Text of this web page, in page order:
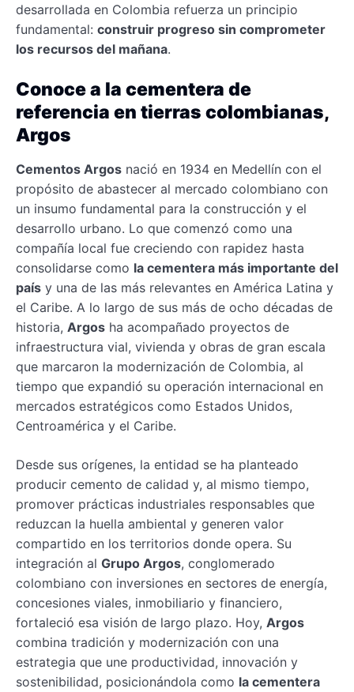
desarrollada en Colombia refuerza un principio
fundamental: construir progreso sin comprometer
los recursos del mañana.
Conoce a la cementera de
referencia en tierras colombianas,
Argos
Cementos Argos nació en 1934 en Medellín con el
propósito de abastecer al mercado colombiano con
un insumo fundamental para la construcción y el
desarrollo urbano. Lo que comenzó como una
compañía local fue creciendo con rapidez hasta
consolidarse como la cementera más importante del
país y una de las más relevantes en América Latina y
el Caribe. A lo largo de sus más de ocho décadas de
historia, Argos ha acompañado proyectos de
infraestructura vial, vivienda y obras de gran escala
que marcaron la modernización de Colombia, al
tiempo que expandió su operación internacional en
mercados estratégicos como Estados Unidos,
Centroamérica y el Caribe.
Desde sus orígenes, la entidad se ha planteado
producir cemento de calidad y, al mismo tiempo,
promover prácticas industriales responsables que
reduzcan la huella ambiental y generen valor
compartido en los territorios donde opera. Su
integración al Grupo Argos, conglomerado
colombiano con inversiones en sectores de energía,
concesiones viales, inmobiliario y financiero,
fortaleció esa visión de largo plazo. Hoy, Argos
combina tradición y modernización con una
estrategia que une productividad, innovación y
sostenibilidad, posicionándola como la cementera